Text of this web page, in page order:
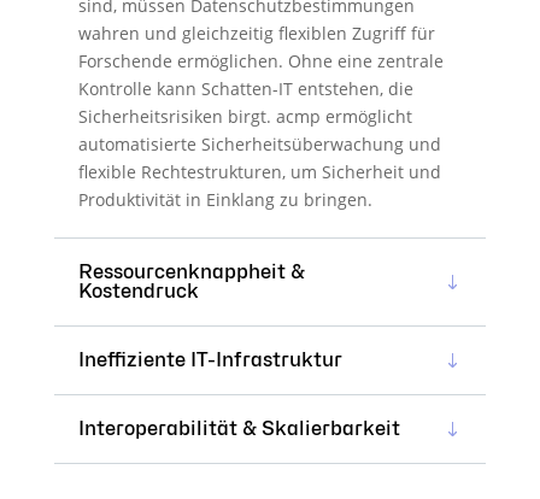
sind, müssen Datenschutzbestimmungen
wahren und gleichzeitig flexiblen Zugriff für
Forschende ermöglichen. Ohne eine zentrale
Kontrolle kann Schatten-IT entstehen, die
Sicherheitsrisiken birgt. acmp ermöglicht
automatisierte Sicherheitsüberwachung und
flexible Rechtestrukturen, um Sicherheit und
Produktivität in Einklang zu bringen.
Ressourcenknappheit &
Kostendruck
Ineffiziente IT-Infrastruktur
Interoperabilität & Skalierbarkeit